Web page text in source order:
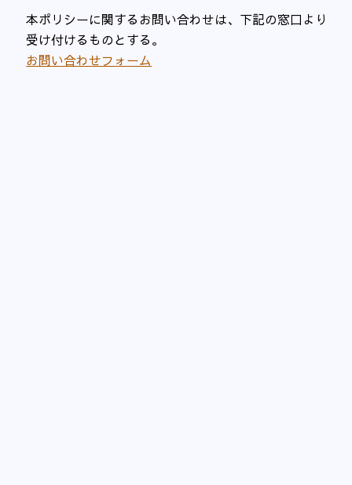
本ポリシーに関するお問い合わせは、下記の窓口より
受け付けるものとする。
お問い合わせフォーム